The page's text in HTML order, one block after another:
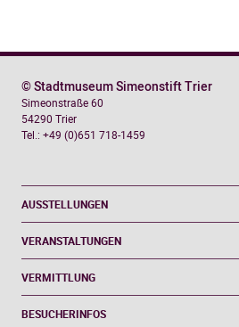
AUSSTELLUNGEN
VERANSTALTUNGEN
VERMITTLUNG
BESUCHERINFOS
© Stadtmuseum Simeonstift Trier
Simeonstraße 60
54290 Trier
Tel.: +49 (0)651 718-1459